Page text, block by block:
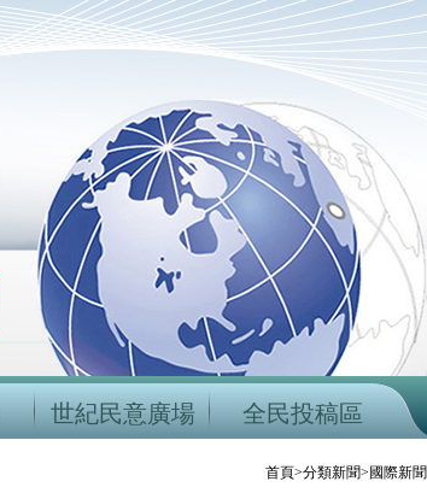
世紀民意廣場 全民投稿區
首頁>分類新聞>國際新聞